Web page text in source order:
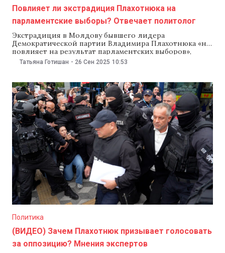
Повлияет ли экстрадиция Плахотнюка на
парламентские выборы? Отвечает политолог
Экстрадиция в Молдову бывшего лидера
Демократической партии Владимира Плахотнюка «не
повлияет на результат парламентских выборов»,
заявил политолог Корнел Чуря в программе NM
разобраться с этими выборами, но, видимо, у
политиков расчет более длинный. Я думаю, что
первоначально его
Татьяна Готишан - 26 Сен 2025 10:53
Политика
(ВИДЕО) Зачем Плахотнюк призывает голосовать
за оппозицию? Мнения экспертов